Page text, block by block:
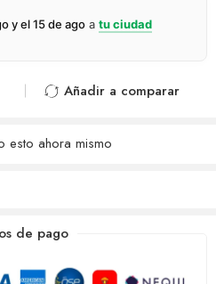
y el 15 de ago a tu ciudad
Añadir a comparar
esto ahora mismo
de pago